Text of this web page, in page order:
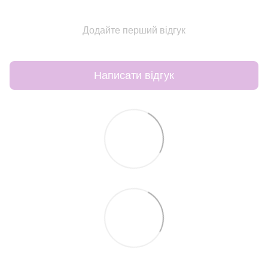
Додайте перший відгук
Написати відгук